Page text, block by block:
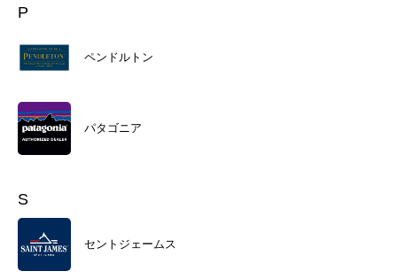
P
ペンドルトン
パタゴニア
S
セントジェームス